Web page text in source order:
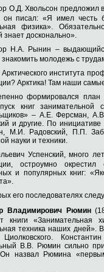
О.Д. Хвольсон предложил
он писал: «Я имел честь
физика».
знает досконально».
Н.А. Рынин –
молодежь с
Арктического института
Арктика! Там наши
формировался
книг занимательной
– А.Е. Ферсман,
и другие. По
М.И. Радовский, П.П.
науки и техники.
Успенский, много
остроумно
и популярных книг:
его последователях
Владимирович Рюмин
книги «Занимательная
техника наших дней».
В.В. Рюмин сильно
назвал Рюмина